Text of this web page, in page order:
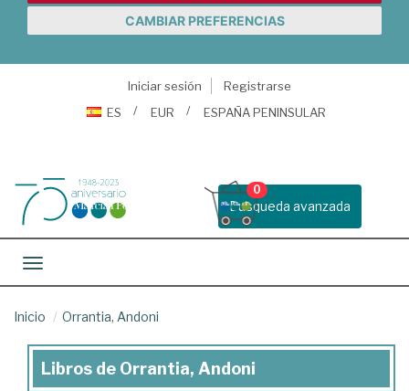
CAMBIAR PREFERENCIAS
Iniciar sesión
Registrarse
ES
EUR ESPAÑA PENINSULAR
Busqueda avanzada
0
Toggle navigation
Inicio Orrantia, Andoni
Libros
Libros de Orrantia, Andoni